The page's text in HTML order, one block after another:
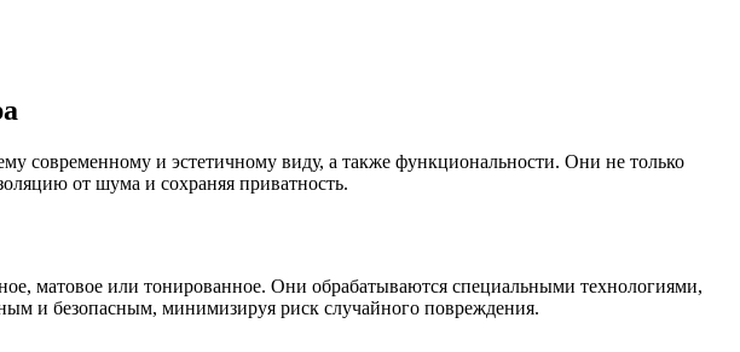
современному и эстетичному виду, а также функциональности. Они не только
от шума и сохраняя приватность.
матовое или тонированное. Они обрабатываются специальными технологиями,
и безопасным, минимизируя риск случайного повреждения.